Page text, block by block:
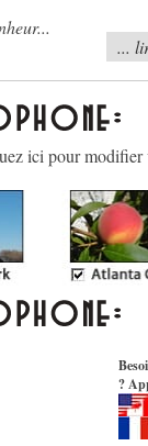
...
ici pour modifier
?